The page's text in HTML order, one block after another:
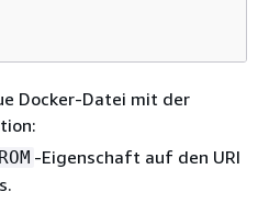
Docker-Datei mit der
-Eigenschaft auf den URI